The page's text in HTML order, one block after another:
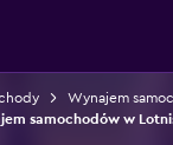
Wynajem
samochodów w